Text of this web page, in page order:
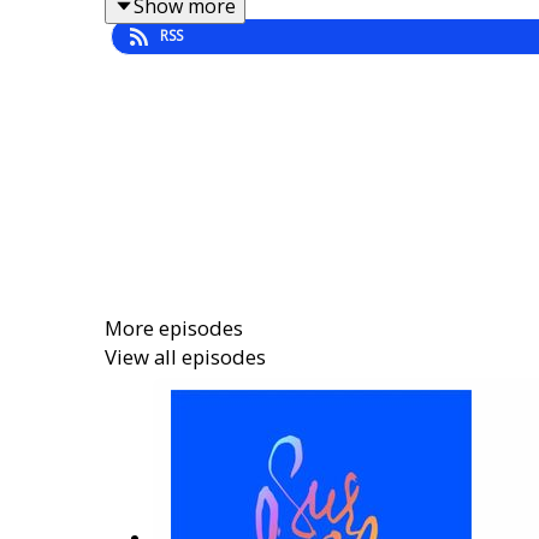
beaucoup plus larges : précarité, inégalités,
Pierre Madec, économiste à l'OFCE et
Margaux Charbonnier, chargée de projet à la
Réalisation : Maxime Mamet avec Michaëla
Doublages : Michaëla Cancela Kieffer,
Show more
RSS
More episodes
View all episodes